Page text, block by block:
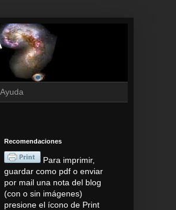
Ayuda
Recomendaciones
Para imprimir,
guardar como pdf o enviar
por mail una nota del blog
(con o sin imágenes)
presione el ícono de Print